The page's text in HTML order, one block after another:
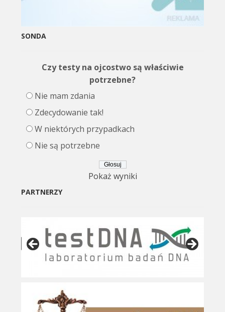
SONDA
Czy testy na ojcostwo są właściwie
potrzebne?
Nie mam zdania
Zdecydowanie tak!
W niektórych przypadkach
Nie są potrzebne
Pokaż wyniki
PARTNERZY